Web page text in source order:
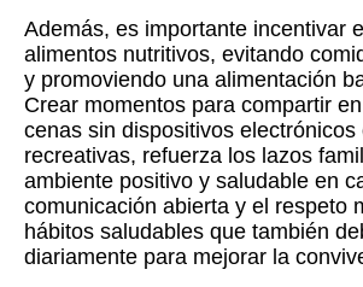
Además, es importante incentivar
alimentos nutritivos, evitando
y promoviendo una alimentación
Crear momentos para compartir
cenas sin dispositivos electrónicos
recreativas, refuerza los lazos
ambiente positivo y saludable en
comunicación abierta y el respeto
hábitos saludables que también
diariamente para mejorar la